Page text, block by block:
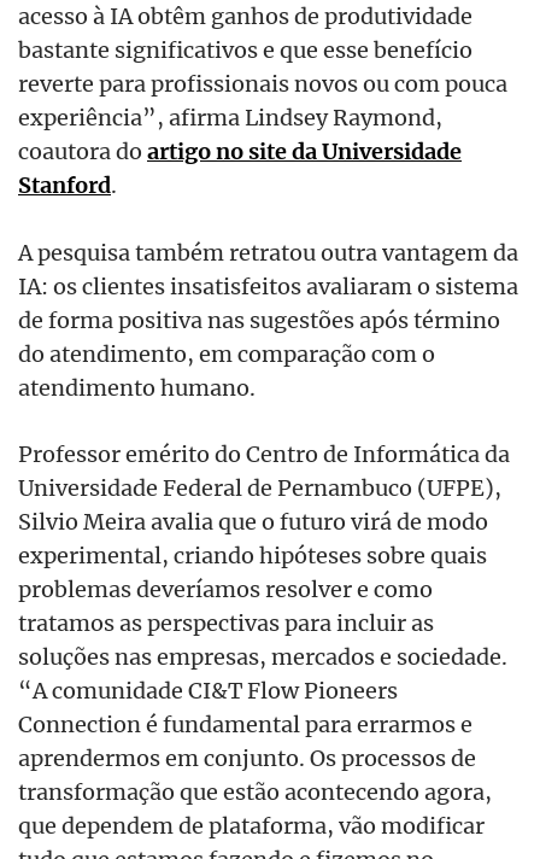
acesso à IA obtêm ganhos de produtividade
bastante significativos e que esse benefício
reverte para profissionais novos ou com pouca
experiência”, afirma Lindsey Raymond,
coautora do artigo no site da Universidade
Stanford.
A pesquisa também retratou outra vantagem da
IA: os clientes insatisfeitos avaliaram o sistema
de forma positiva nas sugestões após término
do atendimento, em comparação com o
atendimento humano.
Professor emérito do Centro de Informática da
Universidade Federal de Pernambuco (UFPE),
Silvio Meira avalia que o futuro virá de modo
experimental, criando hipóteses sobre quais
problemas deveríamos resolver e como
tratamos as perspectivas para incluir as
soluções nas empresas, mercados e sociedade.
“A comunidade CI&T Flow Pioneers
Connection é fundamental para errarmos e
aprendermos em conjunto. Os processos de
transformação que estão acontecendo agora,
que dependem de plataforma, vão modificar